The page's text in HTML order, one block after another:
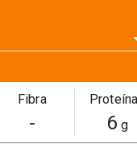
Fibra
- 6 g